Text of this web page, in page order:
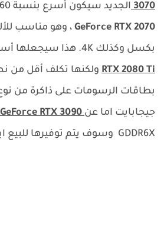
3070 الجديد سيكون أسرع بنسبة 60 بالمائة ​​من
GeForce RTX 2070
بكسل وكذلك 4K. هذا سيجعلها أسرع من
RTX 2080 Ti ولكنها تكلف أقل من
جيجابايت اما عن
GDDR6X وسوف يتم توفيرها للبيع ابتداءً من 24 سبتمبر.